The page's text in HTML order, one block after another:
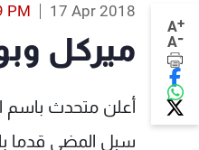
A+
A-
17 Apr 2018
PM
ميركل
أعلن متحدث باسم
سبل المضي قدما